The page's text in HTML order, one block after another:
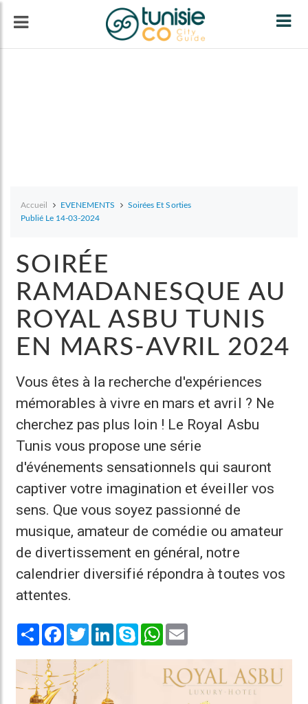
Accueil EVENEMENTS
Soirées Et Sorties
Publié Le 14-03-2024
SOIRÉE
RAMADANESQUE AU
ROYAL ASBU TUNIS
EN MARS-AVRIL 2024
Vous êtes à la recherche d'expériences
mémorables à vivre en mars et avril ? Ne
cherchez pas plus loin ! Le Royal Asbu
Tunis vous propose une série
d'événements sensationnels qui sauront
captiver votre imagination et éveiller vos
sens. Que vous soyez passionné de
musique, amateur de comédie ou amateur
de divertissement en général, notre
calendrier diversifié répondra à toutes vos
attentes.
Share Facebook
TwitterLinkedInSkype WhatsApp